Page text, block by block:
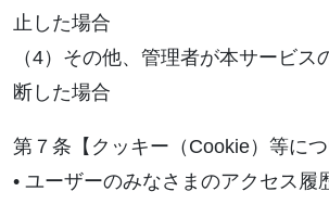
止した場合
（4）その他、管理者が本サービス
断した場合
第７条【クッキー（Cookie）等につ
• ユーザーのみなさまのアクセス履